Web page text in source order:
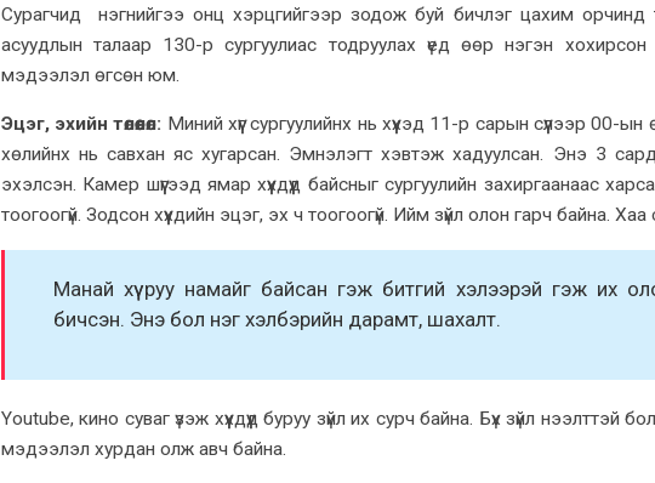
Сурагчид нэгнийгээ онц хэрцгийгээр зодож буй бичлэг цахим орчинд
асуудлын талаар 130-р сургуулиас тодруулах үед өөр нэгэн хохирсон
мэдээлэл өгсөн юм.
Эцэг, эхийн төлөөлөл: Миний хүүг сургуулийнх нь хүүхэд 11-р сарын сүүлээр 00-
хөлийнх нь савхан яс хугарсан. Эмнэлэгт хэвтэж хадуулсан. Энэ 3
эхэлсэн. Камер шүүгээд ямар хүүхдүүд байсныг сургуулийн захиргаанаас
тоогоогүй. Зодсон хүүхдийн эцэг, эх ч тоогоогүй. Ийм зүйл олон гарч байна.
Манай хүү руу намайг байсан гэж битгий хэлээрэй гэж их олон
бичсэн. Энэ бол нэг хэлбэрийн дарамт, шахалт.
Youtube, кино суваг үзэж хүүхдүүд буруу зүйл их сурч байна. Бүх зүйл нээлттэй
мэдээлэл хурдан олж авч байна.